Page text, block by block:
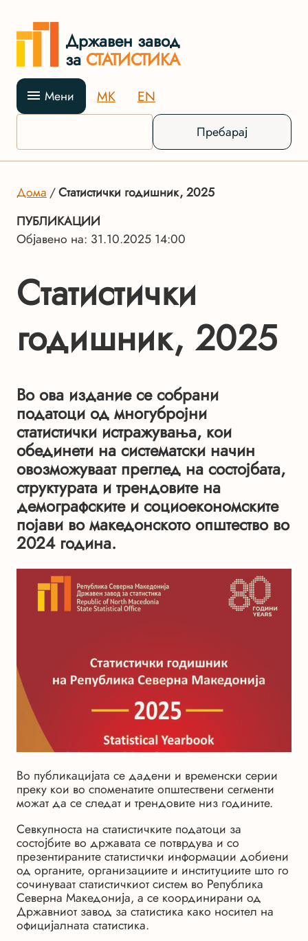
Државен завод
за СТАТИСТИКА
Мени MK EN
Пребарај
Дома
Статистички годишник, 2025
ПУБЛИКАЦИИ
Објавено на: 31.10.2025 14:00
Статистички
годишник, 2025
Во ова издание се собрани
податоци од многубројни
статистички истражувања, кои
обединети на систематски начин
овозможуваат преглед на состојбата,
структурата и трендовите на
демографските и социоекономските
појави во македонското општество во
2024 година.
Во публикацијата се дадени и временски серии
преку кои во споменатите општествени сегменти
можат да се следат и трендовите низ годините.
Севкупноста на статистичките податоци за
состојбите во државата се потврдува и со
презентираните статистички информации добиени
од органите, организациите и институциите што го
сочинуваат статистичкиот систем во Република
Северна Македонија, а се координирани од
Државниот завод за статистика како носител на
официјалната статистика.